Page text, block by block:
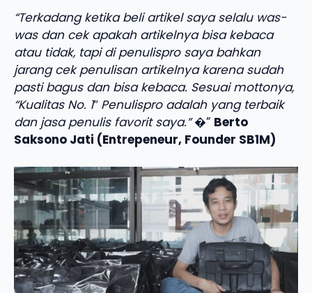
“Terkadang ketika beli artikel saya selalu was-
was dan cek apakah artikelnya bisa kebaca
atau tidak, tapi di penulispro saya bahkan
jarang cek penulisan artikelnya karena sudah
pasti bagus dan bisa kebaca. Sesuai mottonya,
“Kualitas No. 1″ Penulispro adalah yang terbaik
dan jasa penulis favorit saya.”�” Berto
Saksono Jati (Entrepeneur, Founder SB1M)